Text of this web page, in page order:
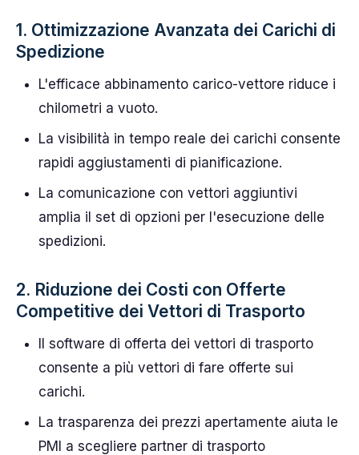
1. Ottimizzazione Avanzata dei Carichi di
Spedizione
L'efficace abbinamento carico-vettore riduce i
chilometri a vuoto.
La visibilità in tempo reale dei carichi consente
rapidi aggiustamenti di pianificazione.
La comunicazione con vettori aggiuntivi
amplia il set di opzioni per l'esecuzione delle
spedizioni.
2. Riduzione dei Costi con Offerte
Competitive dei Vettori di Trasporto
Il software di offerta dei vettori di trasporto
consente a più vettori di fare offerte sui
carichi.
La trasparenza dei prezzi apertamente aiuta le
PMI a scegliere partner di trasporto